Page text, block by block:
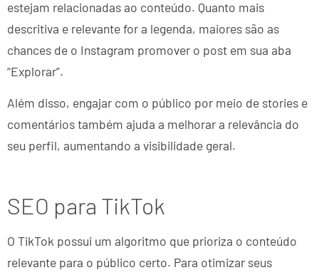
estejam relacionadas ao conteúdo. Quanto mais
descritiva e relevante for a legenda, maiores são as
chances de o Instagram promover o post em sua aba
“Explorar”.
Além disso, engajar com o público por meio de stories e
comentários também ajuda a melhorar a relevância do
seu perfil, aumentando a visibilidade geral.
SEO para TikTok
O TikTok possui um algoritmo que prioriza o conteúdo
relevante para o público certo. Para otimizar seus